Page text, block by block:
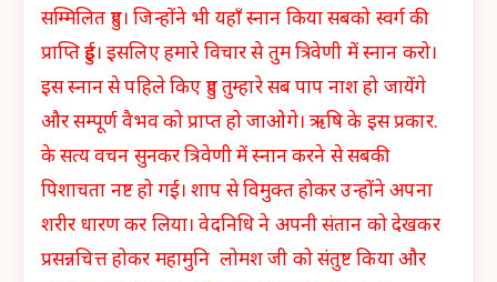
सम्मिलित हुए। जिन्होंने भी यहाँ स्नान किया सबको स्वर्ग की
प्राप्ति हुई। इसलिए हमारे विचार से तुम त्रिवेणी में स्नान करो।
इस स्नान से पहिले किए हुए तुम्हारे सब पाप नाश हो जायेंगे
और सम्पूर्ण वैभव को प्राप्त हो जाओगे। ऋषि के इस प्रकार.
के सत्य वचन सुनकर त्रिवेणी में स्नान करने से सबकी
पिशाचता नष्ट हो गई। शाप से विमुक्त होकर उन्होंने अपना
शरीर धारण कर लिया। वेदनिधि ने अपनी संतान को देखकर
प्रसन्नचित्त होकर महामुनि लोमश जी को संतुष्ट किया और